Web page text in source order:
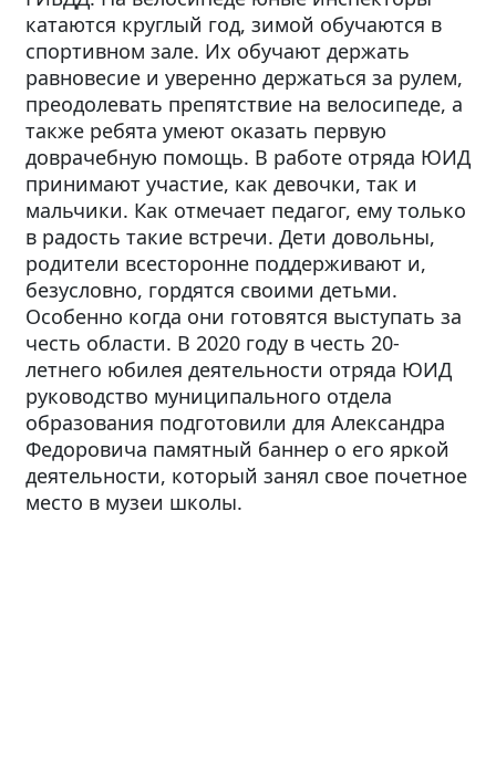
катаются круглый год, зимой обучаются в
спортивном зале. Их обучают держать
равновесие и уверенно держаться за рулем,
преодолевать препятствие на велосипеде, а
также ребята умеют оказать первую
доврачебную помощь. В работе отряда ЮИД
принимают участие, как девочки, так и
мальчики. Как отмечает педагог, ему только
в радость такие встречи. Дети довольны,
родители всесторонне поддерживают и,
безусловно, гордятся своими детьми.
Особенно когда они готовятся выступать за
честь области. В 2020 году в честь 20-
летнего юбилея деятельности отряда ЮИД
руководство муниципального отдела
образования подготовили для Александра
Федоровича памятный баннер о его яркой
деятельности, который занял свое почетное
место в музеи школы.